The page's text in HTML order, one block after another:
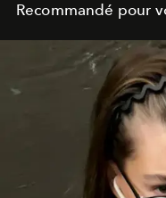
Recommandé pour